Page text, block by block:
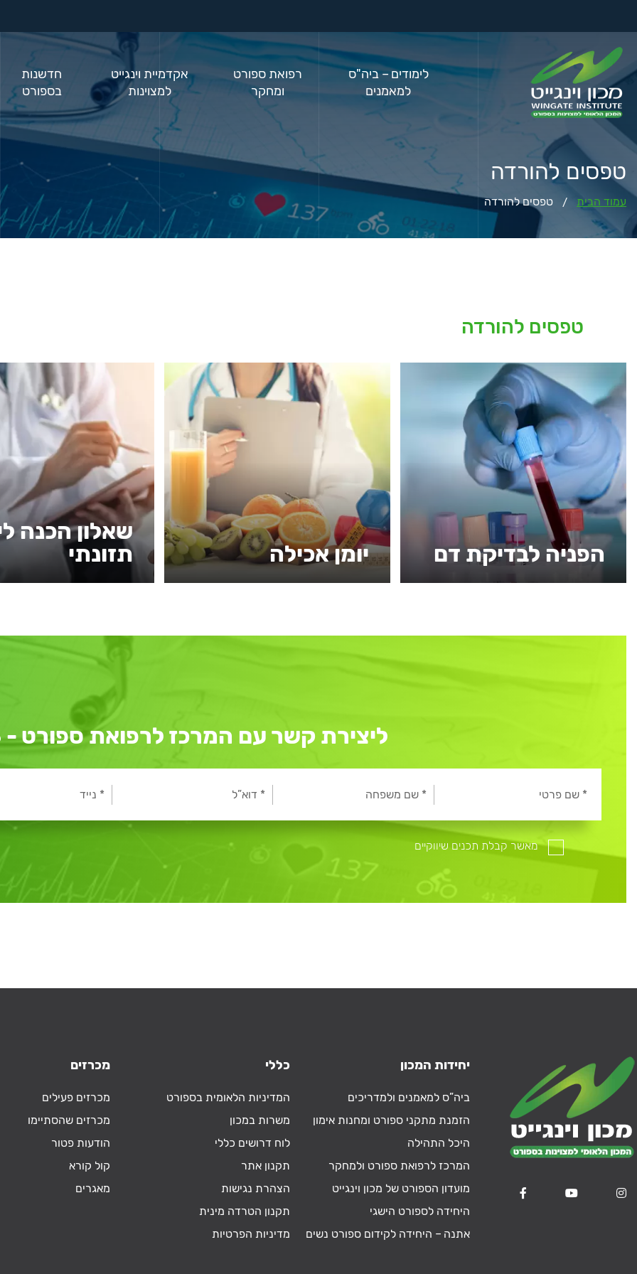
לימודים – ביה"ס
למאמנים
רפואת ספורט
ומחקר
אקדמיית וינגייט
למצוינות
חדשנות
בספורט
טפסים להורדה
עמוד הבית / טפסים להורדה
טפסים להורדה
הפניה לבדיקת דם יומן אכילה
שאלון הכנה
תזונתי
ליצירת קשר עם המרכז לרפואת ספורט - 3063*
מאשר קבלת תכנים שיווקיים
יחידות המכון
ביה”ס למאמנים ולמדריכים
הזמנת מתקני ספורט ומחנות אימון
היכל התהילה
המרכז לרפואת ספורט ולמחקר
מועדון הספורט של מכון וינגייט
היחידה לספורט הישגי
אתנה – היחידה לקידום ספורט נשים
כללי
המדיניות הלאומית בספורט
משרות במכון
לוח דרושים כללי
תקנון אתר
הצהרת נגישות
תקנון הטרדה מינית
מדיניות הפרטיות
מכרזים
מכרזים פעילים
מכרזים שהסתיימו
הודעות פטור
קול קורא
מאגרים